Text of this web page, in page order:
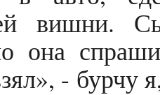
вишни.
она
- бурчу